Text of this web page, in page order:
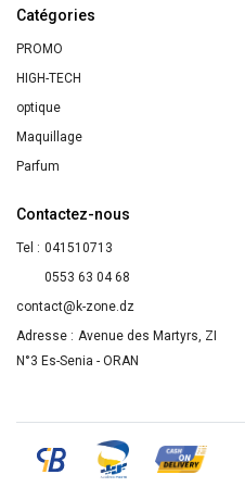
BLACK
SERUM
BOURJOIS
Catégories
PROMO
HIGH-TECH
optique
Maquillage
Parfum
Contactez-nous
Tel : 041510713
0553 63 04 68
contact@k-zone.dz
Adresse : Avenue des Martyrs, ZI
N°3 Es-Senia - ORAN